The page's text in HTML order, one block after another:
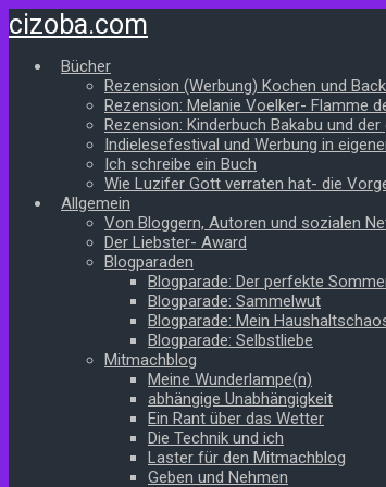
Zum
Hauptinhalt
springen
cizoba.com
Bücher
Rezension (Werbung) Kochen und
Rezension: Melanie Voelker- Flamme
Rezension: Kinderbuch Bakabu und
Indielesefestival und Werbung in
Ich schreibe ein Buch
Wie Luzifer Gott verraten hat- die
Allgemein
Von Bloggern, Autoren und sozialen
Der Liebster- Award
Blogparaden
Blogparade: Der perfekte
Blogparade: Sammelwut
Blogparade: Mein
Blogparade: Selbstliebe
Mitmachblog
Meine Wunderlampe(n)
abhängige Unabhängigkeit
Ein Rant über das Wetter
Die Technik und ich
Laster für den Mitmachblog
Geben und Nehmen